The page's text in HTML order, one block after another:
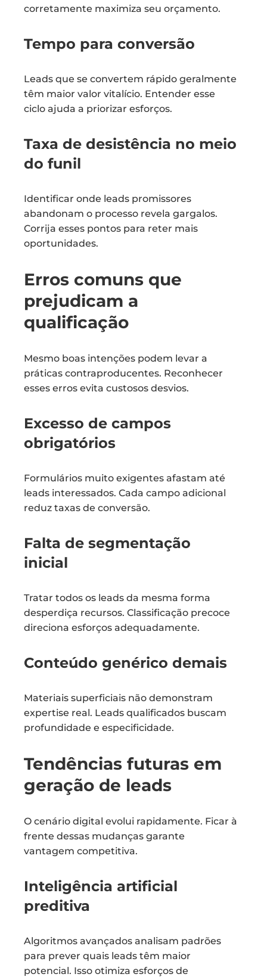
corretamente maximiza seu orçamento.
Tempo para conversão
Leads que se convertem rápido geralmente
têm maior valor vitalício. Entender esse
ciclo ajuda a priorizar esforços.
Taxa de desistência no meio
do funil
Identificar onde leads promissores
abandonam o processo revela gargalos.
Corrija esses pontos para reter mais
oportunidades.
Erros comuns que
prejudicam a
qualificação
Mesmo boas intenções podem levar a
práticas contraproducentes. Reconhecer
esses erros evita custosos desvios.
Excesso de campos
obrigatórios
Formulários muito exigentes afastam até
leads interessados. Cada campo adicional
reduz taxas de conversão.
Falta de segmentação
inicial
Tratar todos os leads da mesma forma
desperdiça recursos. Classificação precoce
direciona esforços adequadamente.
Conteúdo genérico demais
Materiais superficiais não demonstram
expertise real. Leads qualificados buscam
profundidade e especificidade.
Tendências futuras em
geração de leads
O cenário digital evolui rapidamente. Ficar à
frente dessas mudanças garante
vantagem competitiva.
Inteligência artificial
preditiva
Algoritmos avançados analisam padrões
para prever quais leads têm maior
potencial. Isso otimiza esforços de